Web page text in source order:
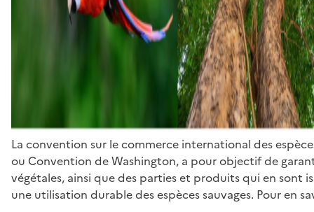
La convention sur le commerce international des
ou Convention de Washington, a pour objectif de
végétales, ainsi que des parties et produits qui en sont
une utilisation durable des espèces sauvages. Pour en